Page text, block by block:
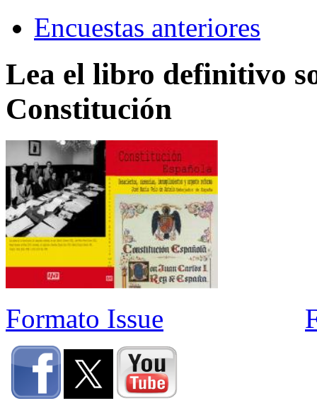
Encuestas anteriores
Lea el libro definitivo
Constitución
Formato Issue